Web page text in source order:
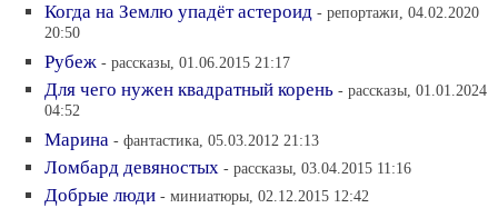
Когда на Землю упадёт астероид - репортажи, 04.02.2020
20:50
Рубеж - рассказы, 01.06.2015 21:17
Для чего нужен квадратный корень - рассказы, 01.01.2024
04:52
Марина - фантастика, 05.03.2012 21:13
Ломбард девяностых - рассказы, 03.04.2015 11:16
Добрые люди - миниатюры, 02.12.2015 12:42